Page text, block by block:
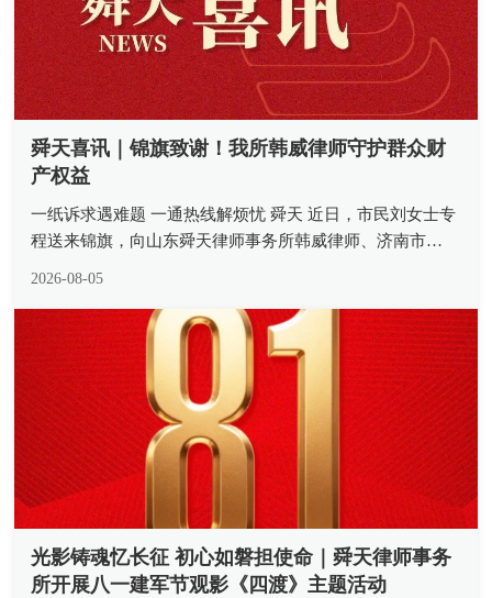
舜天喜讯｜锦旗致谢！我所韩威律师守护群众财
产权益
一纸诉求遇难题 一通热线解烦忧 舜天 近日，市民刘女士专
程送来锦旗，向山东舜天律师事务所韩威律师、济南市
律服务、践行法治为...
2026-08-05
光影铸魂忆长征 初心如磐担使命｜舜天律师事务
所开展八一建军节观影《四渡》主题活动